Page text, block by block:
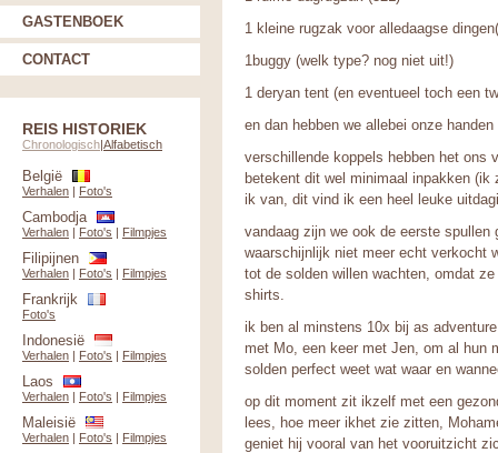
1 kleine rugzak voor alledaagse
1buggy (welk type? nog niet uit!)
1 deryan tent (en eventueel toch een
en dan hebben we allebei onze
verschillende koppels hebben het ons
betekent dit wel minimaal inpakken
ik van, dit vind ik een heel leuke
vandaag zijn we ook de eerste
waarschijnlijk niet meer echt verkocht
tot de solden willen wachten, omdat
shirts.
ik ben al minstens 10x bij as
met Mo, een keer met Jen, om al hun
solden perfect weet wat waar en
op dit moment zit ikzelf met een
lees, hoe meer ikhet zie zitten,
geniet hij vooral van het vooruitzicht
GASTENBOEK
CONTACT
REIS HISTORIEK
Chronologisch|Alfabetisch
België
Verhalen | Foto's
Cambodja
Verhalen | Foto's | Filmpjes
Filipijnen
Verhalen | Foto's | Filmpjes
Frankrijk
Foto's
Indonesië
Verhalen | Foto's | Filmpjes
Laos
Verhalen | Foto's | Filmpjes
Maleisië
Verhalen | Foto's | Filmpjes